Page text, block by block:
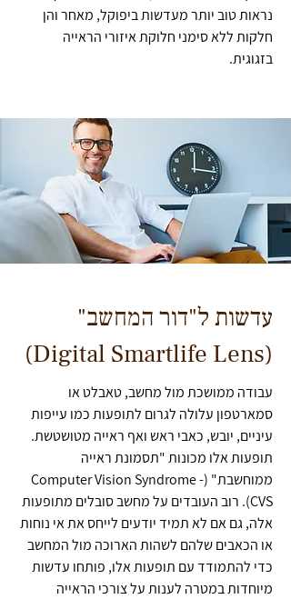
נראות טוב יותר מעדשות ביפוקל, מאחר והן
חלקות ללא סימני חלוקת איזורי הראייה
בזגוגית.
עדשות ל"דור המחשב"
(Digital Smartlife Lens)
עבודה ממושכת מול מחשב, טאבלט או
סמארטפון עלולה לגרום לתופעות כמו עייפות
עיניים, יובש, כאבי ראש ואף ראייה מטושטשת.
תופעות אלו מכונות "תסמונת ראייה
ממוחשבת" (Computer Vision Syndrome -
CVS). רוב העובדים על מחשב סובלים מתופעות
אלה, גם אם לא תמיד יודעים לייחס את אי נוחות
או הכאבים שלהם לשהות הארוכה מול המחשב
כדי להתמודד עם תופעות אלו, פותחו עדשות
מיוחדות במטרה לענות על צורכי הראייה